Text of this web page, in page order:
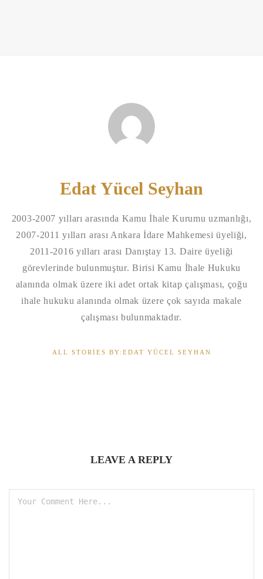
Edat Yücel Seyhan
2003-2007 yılları arasında Kamu İhale Kurumu uzmanlığı,
2007-2011 yılları arası Ankara İdare Mahkemesi üyeliği,
2011-2016 yılları arası Danıştay 13. Daire üyeliği
görevlerinde bulunmuştur. Birisi Kamu İhale Hukuku
alanında olmak üzere iki adet ortak kitap çalışması, çoğu
ihale hukuku alanında olmak üzere çok sayıda makale
çalışması bulunmaktadır.
ALL STORIES BY:EDAT YÜCEL SEYHAN
LEAVE A REPLY